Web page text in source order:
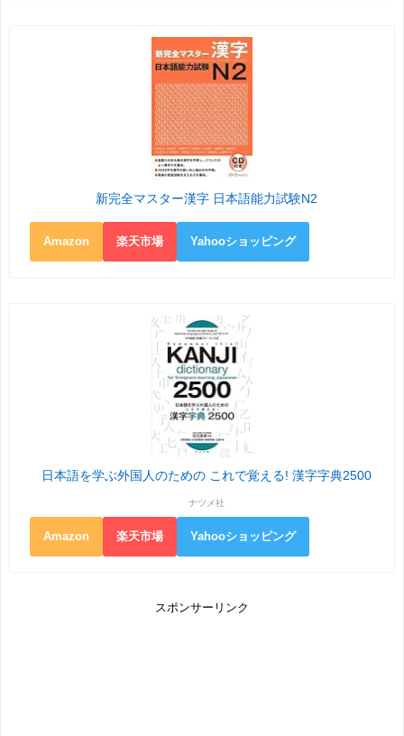
新完全マスター漢字 日本語能力試験N2
Amazon 楽天市場 Yahooショッピング
日本語を学ぶ外国人のための これで覚える! 漢字字典2500
ナツメ社
Amazon 楽天市場 Yahooショッピング
スポンサーリンク